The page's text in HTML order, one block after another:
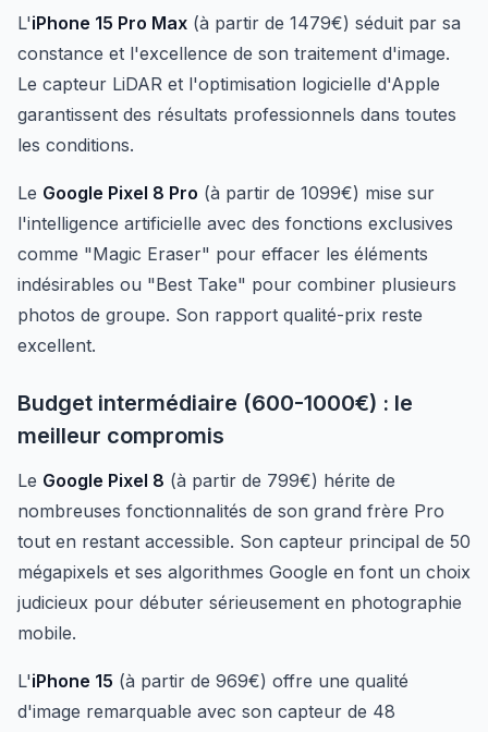
L'iPhone 15 Pro Max (à partir de 1479€) séduit par sa
constance et l'excellence de son traitement d'image.
Le capteur LiDAR et l'optimisation logicielle d'Apple
garantissent des résultats professionnels dans toutes
les conditions.
Le Google Pixel 8 Pro (à partir de 1099€) mise sur
l'intelligence artificielle avec des fonctions exclusives
comme "Magic Eraser" pour effacer les éléments
indésirables ou "Best Take" pour combiner plusieurs
photos de groupe. Son rapport qualité-prix reste
excellent.
Budget intermédiaire (600-1000€) : le
meilleur compromis
Le Google Pixel 8 (à partir de 799€) hérite de
nombreuses fonctionnalités de son grand frère Pro
tout en restant accessible. Son capteur principal de 50
mégapixels et ses algorithmes Google en font un choix
judicieux pour débuter sérieusement en photographie
mobile.
L'iPhone 15 (à partir de 969€) offre une qualité
d'image remarquable avec son capteur de 48